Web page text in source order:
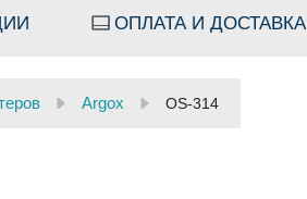
ОПЛАТА И ДОСТАВКА
Argox OS-314